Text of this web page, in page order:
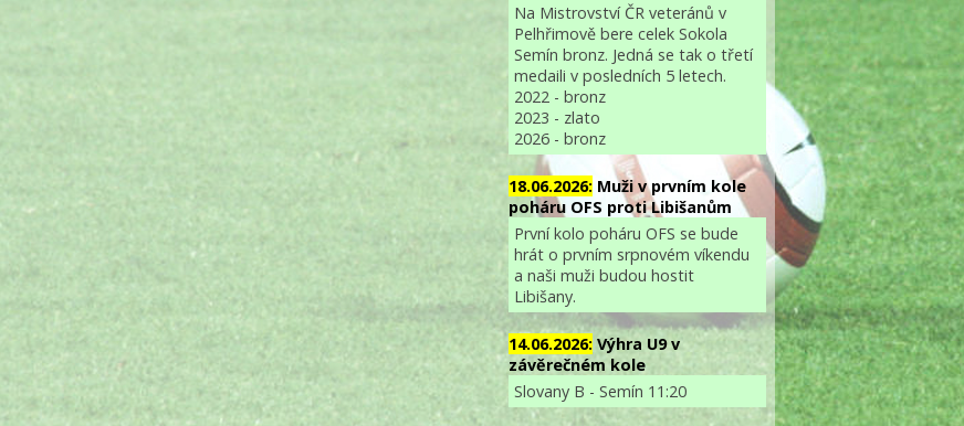
Na Mistrovství ČR veteránů v
Pelhřimově bere celek Sokola
Semín bronz. Jedná se tak o třetí
medaili v posledních 5 letech.
2022 - bronz
2023 - zlato
2026 - bronz
18.06.2026: Muži v prvním kole
poháru OFS proti Libišanům
První kolo poháru OFS se bude
hrát o prvním srpnovém víkendu
a naši muži budou hostit
Libišany.
14.06.2026: Výhra U9 v
závěrečném kole
Slovany B - Semín 11:20